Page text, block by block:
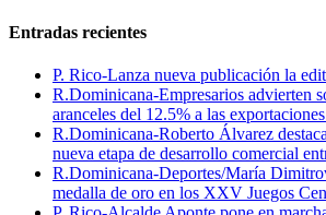
Entradas recientes
P. Rico-Lanza nueva publicación la
R.Dominicana-Empresarios advierten
aranceles del 12.5% a las
R.Dominicana-Roberto Álvarez
nueva etapa de desarrollo comercial
R.Dominicana-Deportes/María
medalla de oro en los XXV Juegos